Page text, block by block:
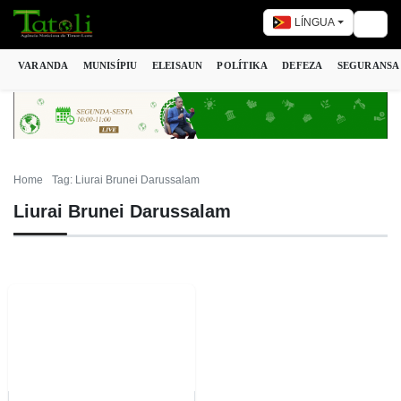
LÍNGUA
VARANDA MUNISÍPIU ELEISAUN POLÍTIKA DEFEZA SEGURANSA
Home Tag: Liurai Brunei Darussalam
Liurai Brunei Darussalam